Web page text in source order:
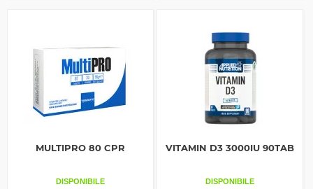
MULTIPRO 80 CPR
DISPONIBILE
VITAMIN D3 3000IU 90TAB
DISPONIBILE